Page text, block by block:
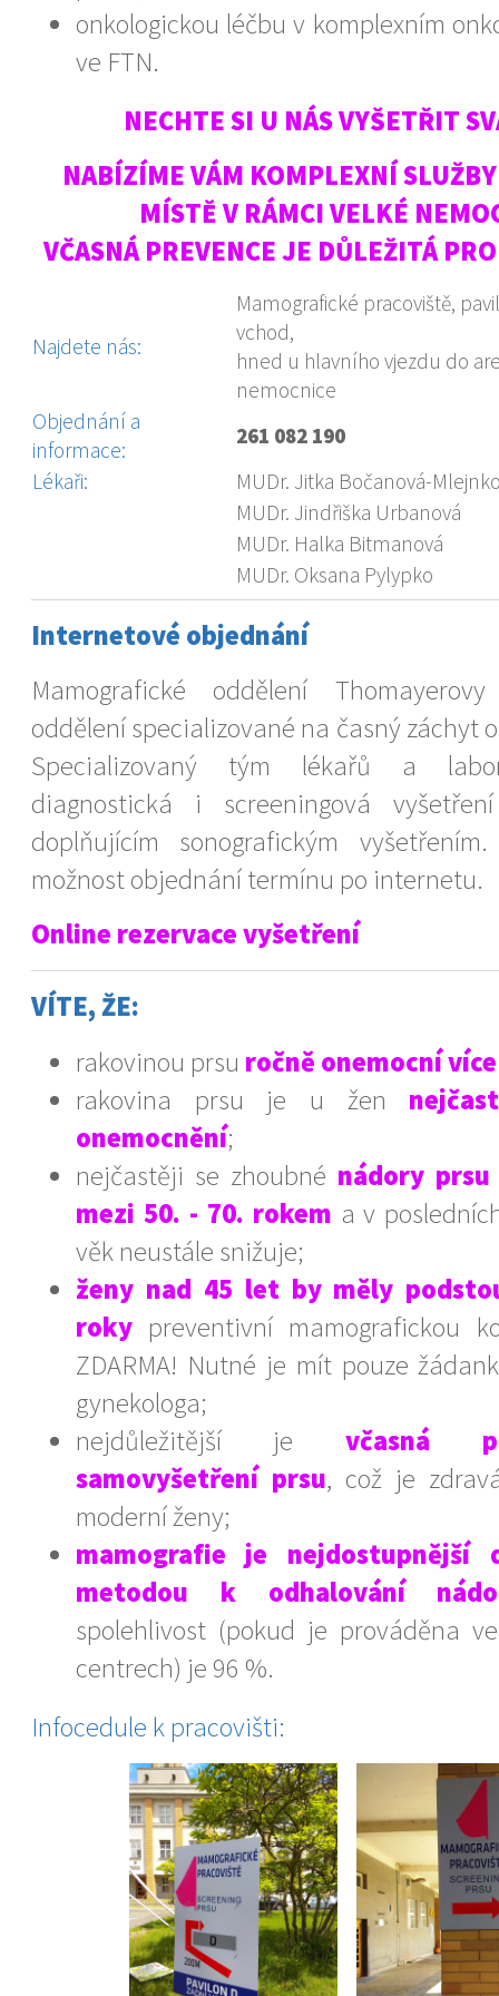
onkologickou léčbu v komplexním
ve FTN.
NECHTE SI U NÁS VYŠETŘIT
NABÍZÍME VÁM KOMPLEXNÍ
MÍSTĚ V RÁMCI VELKÉ
VČASNÁ PREVENCE JE DŮLEŽITÁ
Najdete nás:
Mamografické pracoviště,
vchod,
hned u hlavního vjezdu do
nemocnice
Objednání a
informace:
261 082 190
Lékaři:
MUDr. Jitka Bočanová-
MUDr. Jindřiška Urbanová
MUDr. Halka Bitmanová
MUDr. Oksana Pylypko
Internetové objednání
Mamografické oddělení
oddělení specializované na časný záchyt
Specializovaný tým lékařů a
diagnostická i screeningová
doplňujícím sonografickým
možnost objednání termínu po internetu.
Online rezervace vyšetření
VÍTE, ŽE:
rakovinou prsu ročně onemocní
rakovina prsu je u žen
onemocnění;
nejčastěji se zhoubné nádory
mezi 50. - 70. rokem a v
věk neustále snižuje;
ženy nad 45 let by měly
rokypreventivní mamografickou
ZDARMA! Nutné je mít pouze
gynekologa;
nejdůležitější je včasná
samovyšetření prsu, což je
moderní ženy;
mamografie je nejdostupnější
metodou k odhalování
spolehlivost (pokud je prováděna
centrech) je 96 %.
Infocedule k pracovišti: